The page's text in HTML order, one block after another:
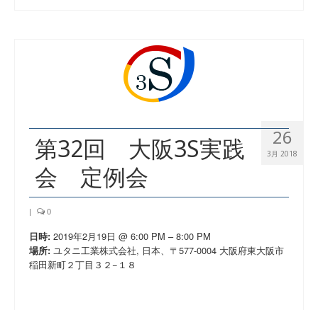
26
3月 2018
第32回 大阪3S実践
会 定例会
| 0
日時: 2019年2月19日 @ 6:00 PM – 8:00 PM
場所: ユタニ工業株式会社, 日本、〒577-0004 大阪府東大阪市
稲田新町２丁目３２−１８